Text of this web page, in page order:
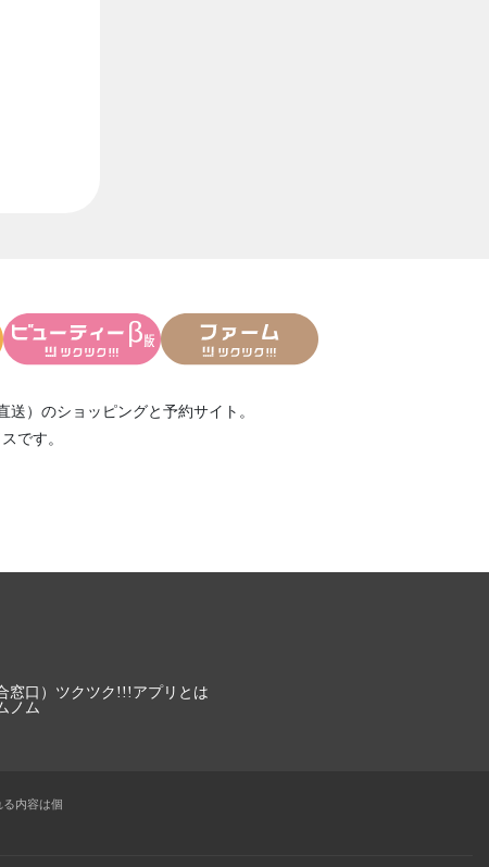
送） のショッピングと予約サイト。
です。
口）
ツクツク!!!アプリとは
ノム
内容は個